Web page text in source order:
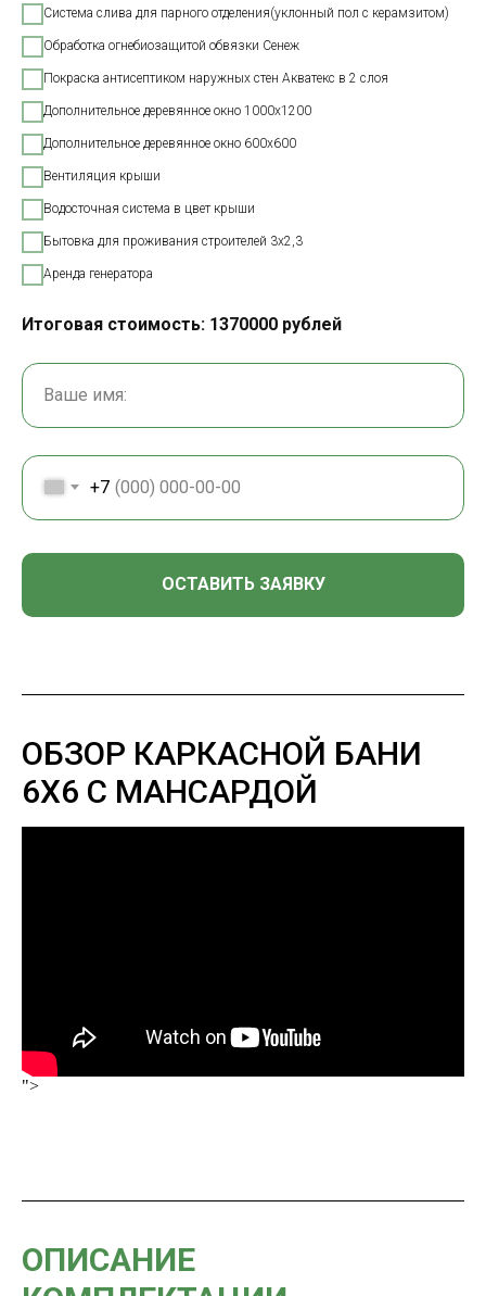
Система слива для парного отделения(уклонный пол с керамзитом)
Обработка огнебиозащитой обвязки Сенеж
Покраска антисептиком наружных стен Акватекс в 2 слоя
Дополнительное деревянное окно 1000х1200
Дополнительное деревянное окно 600х600
Вентиляция крыши
Водосточная система в цвет крыши
Бытовка для проживания строителей 3х2,3
Аренда генератора
Итоговая стоимость: 1370000 рублей
Ваше имя:
+7
ОСТАВИТЬ ЗАЯВКУ
ОБЗОР КАРКАСНОЙ БАНИ
6Х6 С МАНСАРДОЙ
">
ОПИСАНИЕ